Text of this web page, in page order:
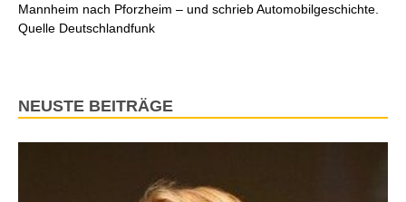
Mannheim nach Pforzheim – und schrieb Automobilgeschichte.
Quelle Deutschlandfunk
NEUSTE BEITRÄGE